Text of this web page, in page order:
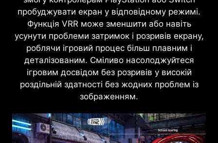
пробуджувати екран у відповідному режимі.
Функція VRR може зменшити або навіть
усунути проблеми затримок і розривів екрану,
роблячи ігровий процес більш плавним і
деталізованим. Сміливо насолоджуйтеся
ігровим досвідом без розривів у високій
роздільній здатності без жодних проблем із
зображенням.